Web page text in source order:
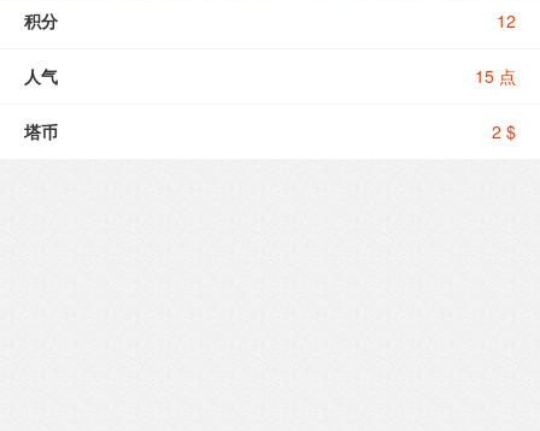
12
积分
15 点
人气
2 $
塔币